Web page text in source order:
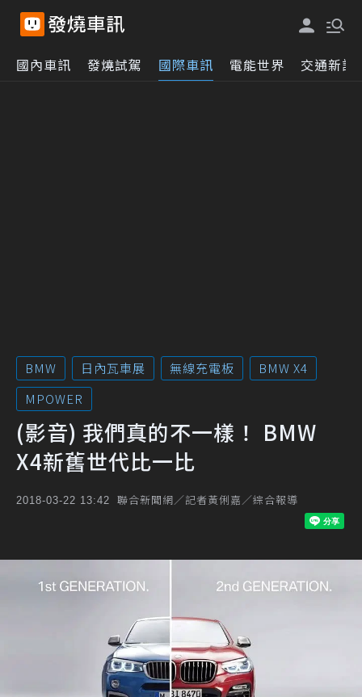
國內車訊 發燒試駕 國際車訊 電能世界 交通新訊
BMW 日內瓦車展 無線充電板
BMW X4
MPOWER
(影音) 我們真的不一樣！ BMW
X4新舊世代比一比
2018-03-22 13:42 聯合新聞網／記者黃俐嘉／綜合報導